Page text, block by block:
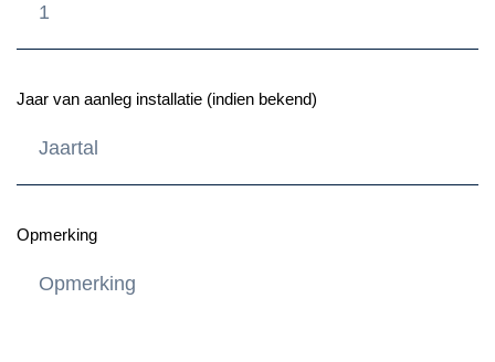
Jaar van aanleg installatie (indien bekend)
Opmerking